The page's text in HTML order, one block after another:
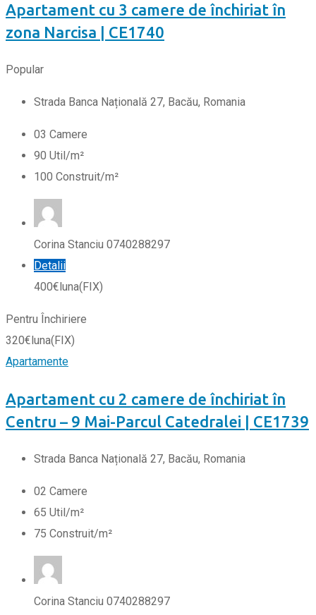
Apartament cu 3 camere de închiriat în
zona Narcisa | CE1740
Popular
Strada Banca Națională 27, Bacău, Romania
03 Camere
90 Util/m²
100 Construit/m²
Corina Stanciu 0740288297
Detalii
400€luna(FIX)
Pentru Închiriere
320€luna(FIX)
Apartamente
Apartament cu 2 camere de închiriat în
Centru – 9 Mai-Parcul Catedralei | CE1739
Strada Banca Națională 27, Bacău, Romania
02 Camere
65 Util/m²
75 Construit/m²
Corina Stanciu 0740288297